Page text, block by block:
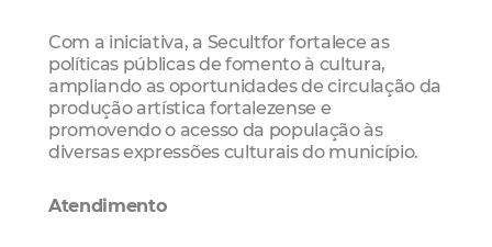
Com a iniciativa, a Secultfor fortalece as
políticas públicas de fomento à cultura,
ampliando as oportunidades de circulação da
produção artística fortalezense e
promovendo o acesso da população às
diversas expressões culturais do município.
Atendimento